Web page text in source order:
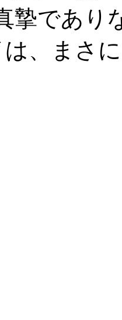
摯であり
、まさ